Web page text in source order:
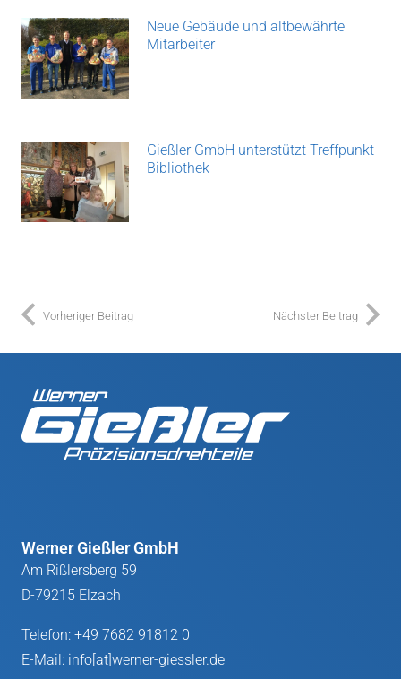
Neue Gebäude und altbewährte
Mitarbeiter
Gießler GmbH unterstützt Treffpunkt
Bibliothek
Vorheriger Beitrag Nächster Beitrag
Werner Gießler GmbH
Am Rißlersberg 59
D-79215 Elzach
Telefon: +49 7682 91812 0
E-Mail: info[at]werner-giessler.de